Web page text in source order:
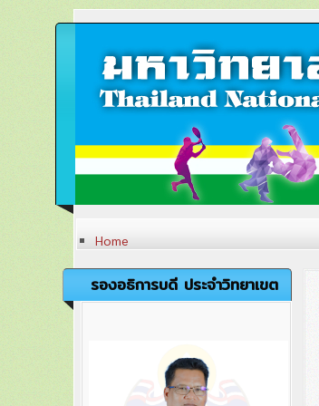
Home
หลักสูตรและสาขาที่เปิดสอน
การวิจัย
ภาระกิจของวิทยาเขตตรัง
เอกลักษณ์
ค่านิยมองค์กร
รองอธิการบดี ประจำวิทยาเขต